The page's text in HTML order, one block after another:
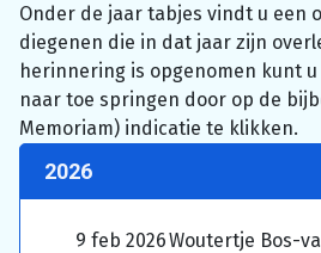
Onder de jaar tabjes vindt u een
diegenen die in dat jaar zijn
herinnering is opgenomen kunt
naar toe springen door op de
Memoriam) indicatie te klikken.
2026
9 feb 2026Woutertje Bos-